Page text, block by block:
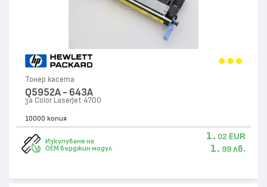
Тонер касета
Q5952A - 643A
за Color LaserJet 4700
10000 копия
Изкупуване на
OEM върджин модул
1. 02 EUR
1. 99 лв.